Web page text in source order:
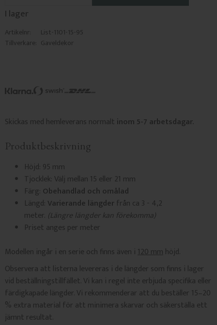
I lager
Artikelnr
List-1101-15-95
Tillverkare Gaveldekor
Skickas med hemleverans normalt inom 5-7 arbetsdagar.
Produktbeskrivning
Höjd: 95 mm
Tjocklek: Välj mellan 15 eller 21 mm
Färg: Obehandlad och omålad
Längd: Varierande längderfrån ca 3 - 4,2
meter. (Längre längder kan förekomma)
Priset anges per meter
Modellen ingår i en serie och finns även i120 mmhöjd.
Observera att listerna levereras i de längder som finns i lager
vid beställningstillfället. Vi kan i regel inte erbjuda specifika eller
färdigkapade längder. Vi rekommenderar att du beställer 15–20
% extra material för att minimera skarvar och säkerställa ett
jämnt resultat.